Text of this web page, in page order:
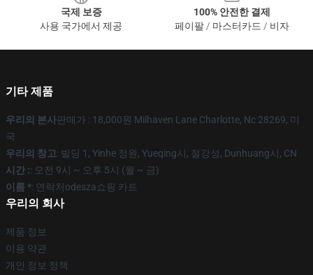
국제 보증
사용 국가에서 제공
100% 안전한 결제
페이팔 / 마스터카드 / 비자
기타 제품
우리의 본사판매가 : 18,000원 Milhaven Lane Charlotte, Nc 28269, 미
국
우리의 창고: 빌딩 1, Yinhe 정원, Yueqing시, 절강성, Dunhuang시, CN
시간 :: 오전 9시 ~ 오후 5시 (월 ~ 금)
이름 *: 연락처odesza쇼핑 카트
우리의 회사
제품 정보
이용 약관
개인 정보 정책